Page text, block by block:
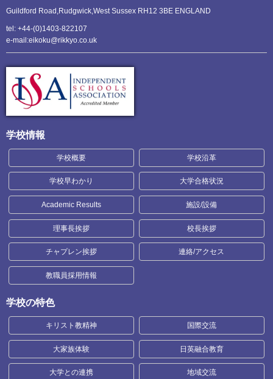
Guildford Road,Rudgwick,West Sussex RH12 3BE ENGLAND
tel: +44-(0)1403-822107
e-mail:eikoku@rikkyo.co.uk
学校情報
学校概要 学校沿革
学校早わかり 大学合格状況
Academic Results 施設/設備
理事長挨拶 校長挨拶
チャプレン挨拶 連絡/アクセス
教職員採用情報
学校の特色
キリスト教精神 国際交流
大家族体験 日英融合教育
大学との連携 地域交流